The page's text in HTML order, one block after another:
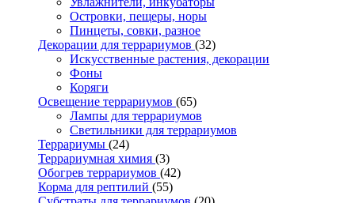
Островки, пещеры, норы
Пинцеты, совки, разное
Декорации для террариумов (32)
Искусственные растения, декорации
Фоны
Коряги
Освещение террариумов (65)
Лампы для террариумов
Светильники для террариумов
Террариумы (24)
Террариумная химия (3)
Обогрев террариумов (42)
Корма для рептилий (55)